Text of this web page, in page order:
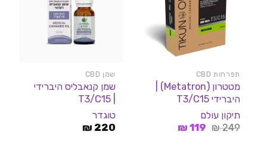
תפרחות CBD
מטטרון (Metatron) |
היברידי T3/C15
תיקון עולם
249
₪ המחיר
119
₪המחיר
שמן CBD
שמן קנאבליס היברידי
| T3/C15
טוגדר
220
₪